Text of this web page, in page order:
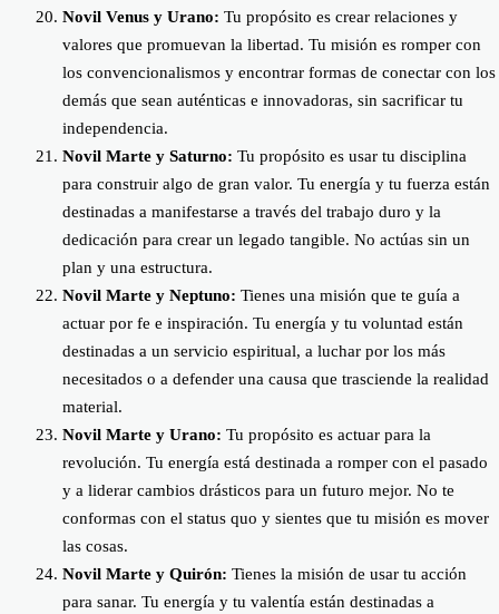
Novil Venus y Urano: Tu propósito es crear relaciones y
valores que promuevan la libertad. Tu misión es romper con
los convencionalismos y encontrar formas de conectar con los
demás que sean auténticas e innovadoras, sin sacrificar tu
independencia.
Novil Marte y Saturno: Tu propósito es usar tu disciplina
para construir algo de gran valor. Tu energía y tu fuerza están
destinadas a manifestarse a través del trabajo duro y la
dedicación para crear un legado tangible. No actúas sin un
plan y una estructura.
Novil Marte y Neptuno: Tienes una misión que te guía a
actuar por fe e inspiración. Tu energía y tu voluntad están
destinadas a un servicio espiritual, a luchar por los más
necesitados o a defender una causa que trasciende la realidad
material.
Novil Marte y Urano: Tu propósito es actuar para la
revolución. Tu energía está destinada a romper con el pasado
y a liderar cambios drásticos para un futuro mejor. No te
conformas con el status quo y sientes que tu misión es mover
las cosas.
Novil Marte y Quirón: Tienes la misión de usar tu acción
para sanar. Tu energía y tu valentía están destinadas a